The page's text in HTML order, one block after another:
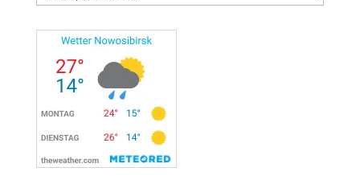
публикаций
по
периодам